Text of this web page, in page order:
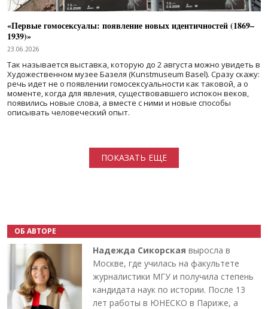
«Первые гомосексуалы: появление новых идентичностей (1869–
1939)»
23.06.2026
Так называется выставка, которую до 2 августа можно увидеть в
Художественном музее Базеля (Kunstmuseum Basel). Сразу скажу:
речь идет не о появлении гомосексуальности как таковой, а о
моменте, когда для явления, существовавшего испокон веков,
появились новые слова, а вместе с ними и новые способы
описывать человеческий опыт.
ПОКАЗАТЬ ЕЩЕ
ОБ АВТОРЕ
Надежда Сикорская выросла в
Москве, где училась на факультете
журналистики МГУ и получила степень
кандидата наук по истории. После 13
лет работы в ЮНЕСКО в Париже, а